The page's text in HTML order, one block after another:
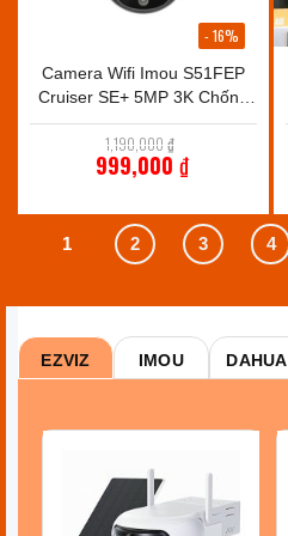
Camera Wifi Imou S51FEP
Cruiser SE+ 5MP 3K Chống
Nước
1,190,000₫
gốc
là:
999,000₫
tại
là:
999,000 ₫.
- 16%
1 2 3 4
EZVIZ IMOU DAHUA